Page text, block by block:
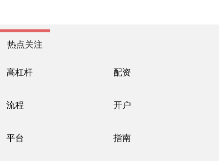
热点关注
高杠杆 配资
流程 开户
平台 指南